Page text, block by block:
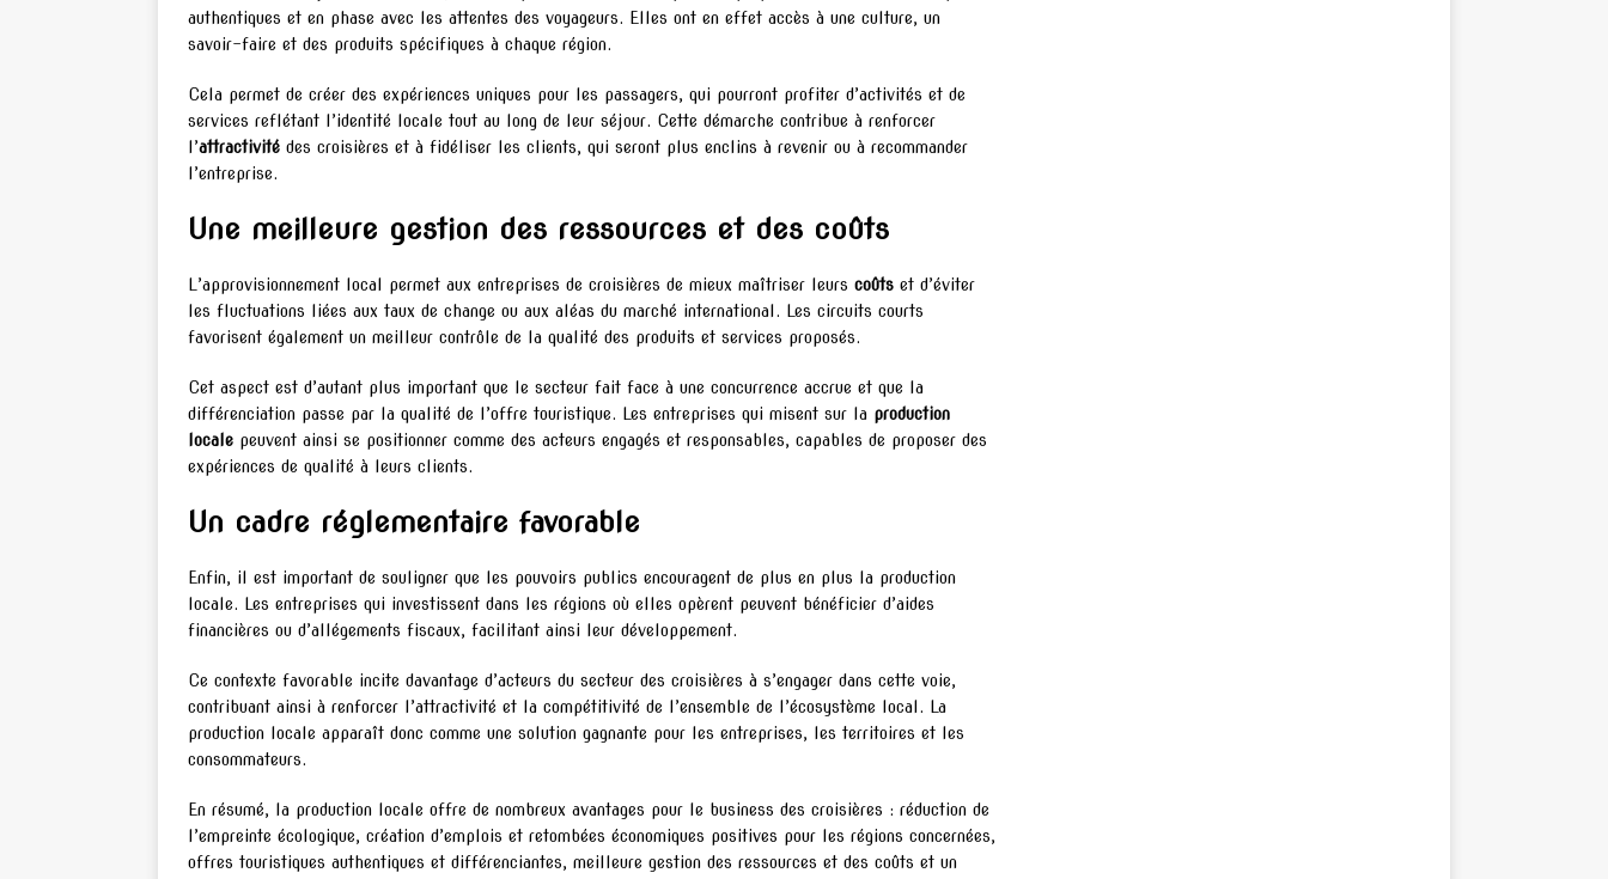
authentiques et en phase avec les attentes des voyageurs. Elles ont en effet accès à une culture, un
savoir-faire et des produits spécifiques à chaque région.
Cela permet de créer des expériences uniques pour les passagers, qui pourront profiter d’activités et de
services reflétant l’identité locale tout au long de leur séjour. Cette démarche contribue à renforcer
l’attractivité des croisières et à fidéliser les clients, qui seront plus enclins à revenir ou à recommander
l’entreprise.
Une meilleure gestion des ressources et des coûts
L’approvisionnement local permet aux entreprises de croisières de mieux maîtriser leurs coûts et d’éviter
les fluctuations liées aux taux de change ou aux aléas du marché international. Les circuits courts
favorisent également un meilleur contrôle de la qualité des produits et services proposés.
Cet aspect est d’autant plus important que le secteur fait face à une concurrence accrue et que la
différenciation passe par la qualité de l’offre touristique. Les entreprises qui misent sur la production
locale peuvent ainsi se positionner comme des acteurs engagés et responsables, capables de proposer des
expériences de qualité à leurs clients.
Un cadre réglementaire favorable
Enfin, il est important de souligner que les pouvoirs publics encouragent de plus en plus la production
locale. Les entreprises qui investissent dans les régions où elles opèrent peuvent bénéficier d’aides
financières ou d’allégements fiscaux, facilitant ainsi leur développement.
Ce contexte favorable incite davantage d’acteurs du secteur des croisières à s’engager dans cette voie,
contribuant ainsi à renforcer l’attractivité et la compétitivité de l’ensemble de l’écosystème local. La
production locale apparaît donc comme une solution gagnante pour les entreprises, les territoires et les
consommateurs.
En résumé, la production locale offre de nombreux avantages pour le business des croisières : réduction de
l’empreinte écologique, création d’emplois et retombées économiques positives pour les régions concernées,
offres touristiques authentiques et différenciantes, meilleure gestion des ressources et des coûts et un